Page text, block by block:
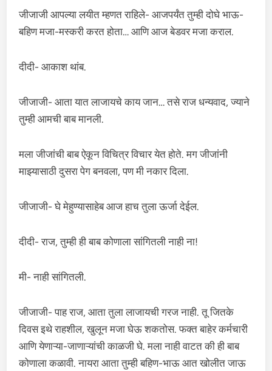
जीजाजी आपल्या लयीत म्हणत राहिले- आजपर्यंत तुम्ही दोघे भाऊ-
बहिण मजा-मस्करी करत होता… आणि आज बेडवर मजा कराल.
दीदी- आकाश थांब.
जीजाजी- आता यात लाजायचे काय जान… तसे राज धन्यवाद, ज्याने
तुम्ही आमची बाब मानली.
मला जीजांची बाब ऐकून विचित्र विचार येत होते. मग जीजांनी
माझ्यासाठी दुसरा पेग बनवला, पण मी नकार दिला.
जीजाजी- घे मेहुण्यासाहेब आज हाच तुला ऊर्जा देईल.
दीदी- राज, तुम्ही ही बाब कोणाला सांगितली नाही ना!
मी- नाही सांगितली.
जीजाजी- पाह राज, आता तुला लाजायची गरज नाही. तू जितके
दिवस इथे राहशील, खुलून मजा घेऊ शकतोस. फक्त बाहेर कर्मचारी
आणि येणाऱ्या-जाणाऱ्यांची काळजी घे. मला नाही वाटत की ही बाब
कोणाला कळावी. नायरा आता तुम्ही बहिण-भाऊ आत खोलीत जाऊ